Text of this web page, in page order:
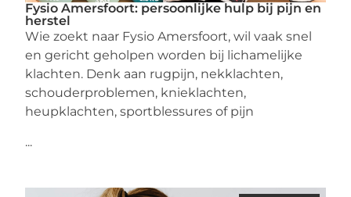
Fysio Amersfoort: persoonlijke hulp bij pijn en
herstel
Wie zoekt naar Fysio Amersfoort, wil vaak snel
en gericht geholpen worden bij lichamelijke
klachten. Denk aan rugpijn, nekklachten,
schouderproblemen, knieklachten,
heupklachten, sportblessures of pijn
...